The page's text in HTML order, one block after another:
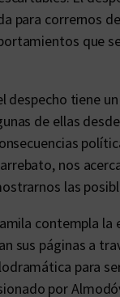
para corrernos
que
despecho tiene
de ellas
nos
las
contempla
sus páginas a
para
por